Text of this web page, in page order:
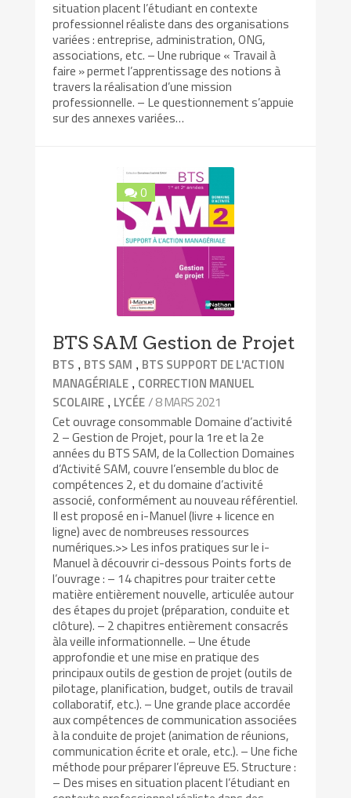
situation placent l’étudiant en contexte
professionnel réaliste dans des organisations
variées : entreprise, administration, ONG,
associations, etc. – Une rubrique « Travail à
faire » permet l’apprentissage des notions à
travers la réalisation d’une mission
professionnelle. – Le questionnement s’appuie
sur des annexes variées…
0
BTS SAM Gestion de Projet
BTS , BTS SAM , BTS SUPPORT DE L'ACTION
MANAGÉRIALE , CORRECTION MANUEL
SCOLAIRE , LYCÉE/ 8 MARS 2021
Cet ouvrage consommable Domaine d’activité
2 – Gestion de Projet, pour la 1re et la 2e
années du BTS SAM, de la Collection Domaines
d’Activité SAM, couvre l’ensemble du bloc de
compétences 2, et du domaine d’activité
associé, conformément au nouveau référentiel.
Il est proposé en i-Manuel (livre + licence en
ligne) avec de nombreuses ressources
numériques.>> Les infos pratiques sur le i-
Manuel à découvrir ci-dessous Points forts de
l’ouvrage : – 14 chapitres pour traiter cette
matière entièrement nouvelle, articulée autour
des étapes du projet (préparation, conduite et
clôture). – 2 chapitres entièrement consacrés
àla veille informationnelle. – Une étude
approfondie et une mise en pratique des
principaux outils de gestion de projet (outils de
pilotage, planification, budget, outils de travail
collaboratif, etc.). – Une grande place accordée
aux compétences de communication associées
à la conduite de projet (animation de réunions,
communication écrite et orale, etc.). – Une fiche
méthode pour préparer l’épreuve E5. Structure :
– Des mises en situation placent l’étudiant en